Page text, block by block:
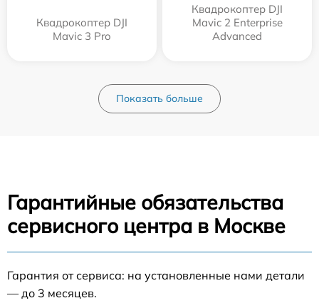
Квадрокоптер DJI
Mavic 3 Pro
Квадрокоптер DJI
Mavic 2 Enterprise
Advanced
Показать больше
Гарантийные обязательства
сервисного центра в Москве
Гарантия от сервиса: на установленные нами детали
— до 3 месяцев.